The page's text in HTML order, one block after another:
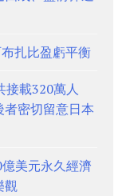
扎比盈虧平衡
接載320萬人
密切留意日本
美元永久經濟
觀